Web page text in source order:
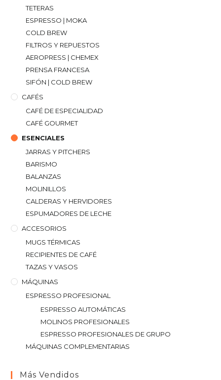
TETERAS
ESPRESSO | MOKA
COLD BREW
FILTROS Y REPUESTOS
AEROPRESS | CHEMEX
PRENSA FRANCESA
SIFÓN | COLD BREW
CAFÉS
CAFÉ DE ESPECIALIDAD
CAFÉ GOURMET
ESENCIALES
JARRAS Y PITCHERS
BARISMO
BALANZAS
MOLINILLOS
CALDERAS Y HERVIDORES
ESPUMADORES DE LECHE
ACCESORIOS
MUGS TÉRMICAS
RECIPIENTES DE CAFÉ
TAZAS Y VASOS
MÁQUINAS
ESPRESSO PROFESIONAL
ESPRESSO AUTOMÁTICAS
MOLINOS PROFESIONALES
ESPRESSO PROFESIONALES DE GRUPO
MÁQUINAS COMPLEMENTARIAS
Más Vendidos